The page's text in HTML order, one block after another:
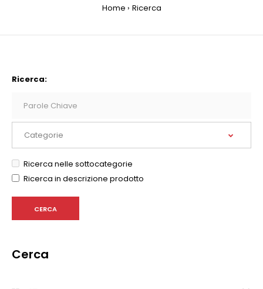
Home Ricerca
Ricerca:
Ricerca nelle sottocategorie
Ricerca in descrizione prodotto
Cerca